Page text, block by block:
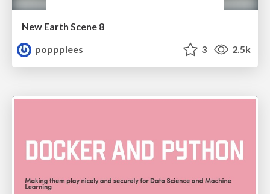
New Earth Scene 8
popppiees
3 2.5k